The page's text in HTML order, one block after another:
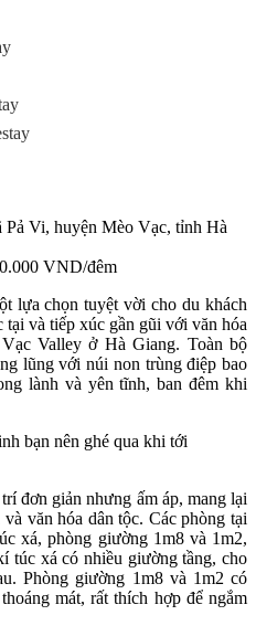
Pả Vi, huyện Mèo Vạc, tỉnh Hà
VND/đêm
lựa chọn tuyệt vời cho du khách
và tiếp xúc gần gũi với văn hóa
Valley ở Hà Giang. Toàn bộ
lũng với núi non trùng điệp bao
lành và yên tĩnh, ban đêm khi
đơn giản nhưng ấm áp, mang lại
văn hóa dân tộc. Các phòng tại
xá, phòng giường 1m8 và 1m2,
túc xá có nhiều giường tầng, cho
Phòng giường 1m8 và 1m2 có
mát, rất thích hợp để ngắm